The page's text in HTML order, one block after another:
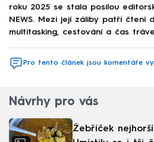
roku 2025 se stala posilou
NEWS. Mezi její záliby patří čtení
multitasking, cestování a čas
Pro tento článek jsou komentáře
Návrhy pro vás
Žebříček